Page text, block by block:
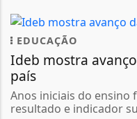
EDUCAÇÃO
Ideb mostra
país
Anos iniciais do
resultado e indicador